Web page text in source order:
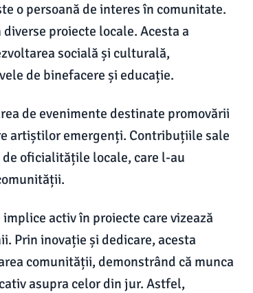
o persoană de interes în comunitate.
proiecte locale. Acesta a
socială și culturală,
de binefacere și educație.
de evenimente destinate promovării
artiștilor emergenți. Contribuțiile sale
oficialitățile locale, care l-au
activ în proiecte care vizează
Prin inovație și dedicare, acesta
comunității, demonstrând că munca
asupra celor din jur. Astfel,